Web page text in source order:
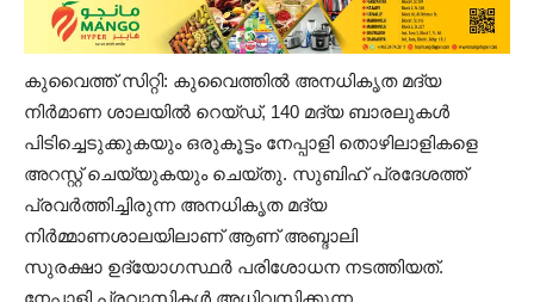
കുവൈത്ത് സിറ്റി: കുവൈത്തിൽ അനധികൃത മദ്യ
നിർമാണ ശാലയിൽ റെയ്ഡ്, 140 മദ്യ ബാരലുകൾ
പിടിച്ചെടുക്കുകയും ഒരുകൂട്ടം നേപ്പാളി തൊഴിലാളികളെ
അറസ്റ്റ് ചെയ്യുകയും ചെയ്തു. സുബിഹ് പ്രദേശത്ത്
പ്രവർത്തിച്ചിരുന്ന അനധികൃത മദ്യ
നിർമ്മാണശാലയിലാണ് ആണ് അബ്ദാലി
സുരക്ഷാ ഉദ്യോഗസ്ഥർ പരിശോധന നടത്തിയത്.
നേപ്പാളി പ്രവാസികൾ അധിവസിക്കുന്ന